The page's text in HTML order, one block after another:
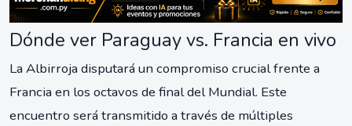
Dónde ver Paraguay vs. Francia en vivo
La Albirroja disputará un compromiso crucial frente a
Francia en los octavos de final del Mundial. Este
encuentro será transmitido a través de múltiples